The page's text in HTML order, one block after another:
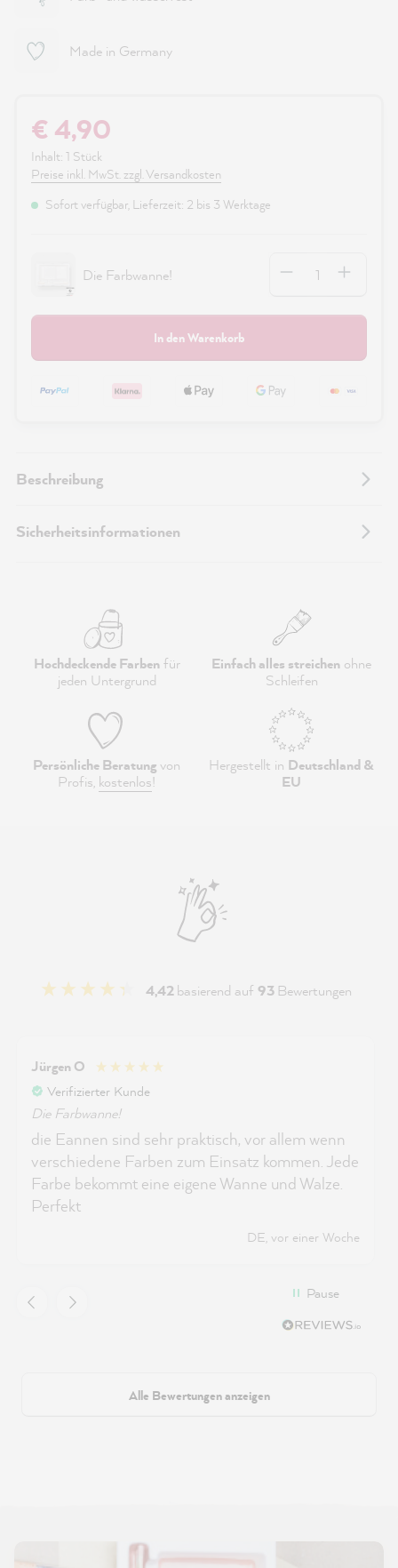
Made in Germany
€ 4,90
Inhalt: 1 Stück
Preise inkl. MwSt. zzgl. Versandkosten
Sofort verfügbar, Lieferzeit: 2 bis 3 Werktage
Die Farbwanne!
In den Warenkorb
Beschreibung
Sicherheitsinformationen
Hochdeckende Farbenfür
jeden Untergrund
Einfach alles streichen ohne
Schleifen
Persönliche Beratungvon
Profis, kostenlos!
Hergestellt in Deutschland &
EU
4,42basierend auf 93 Bewertungen
Jürgen O
Verifizierter Kunde
Die Farbwanne!
die Eannen sind sehr praktisch, vor allem wenn
verschiedene Farben zum Einsatz kommen. Jede
Farbe bekommt eine eigene Wanne und Walze.
Perfekt
DE, vor einer Woche
Pause
Alle Bewertungen anzeigen